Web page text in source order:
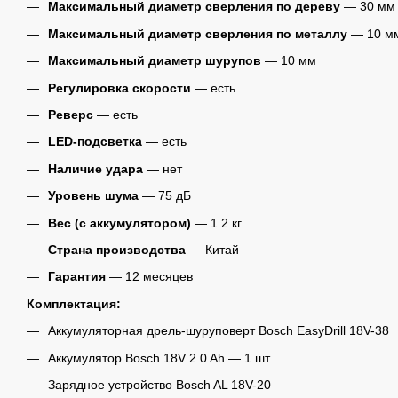
Максимальный диаметр сверления по дереву — 30 мм
Максимальный диаметр сверления по металлу — 10
Максимальный диаметр шурупов — 10 мм
Регулировка скорости — есть
Реверс — есть
LED-подсветка — есть
Наличие удара — нет
Уровень шума — 75 дБ
Вес (с аккумулятором) — 1.2 кг
Страна производства — Китай
Гарантия — 12 месяцев
Комплектация:
Аккумуляторная дрель-шуруповерт Bosch EasyDrill 18V-38
Аккумулятор Bosch 18V 2.0 Ah — 1 шт.
Зарядное устройство Bosch AL 18V-20